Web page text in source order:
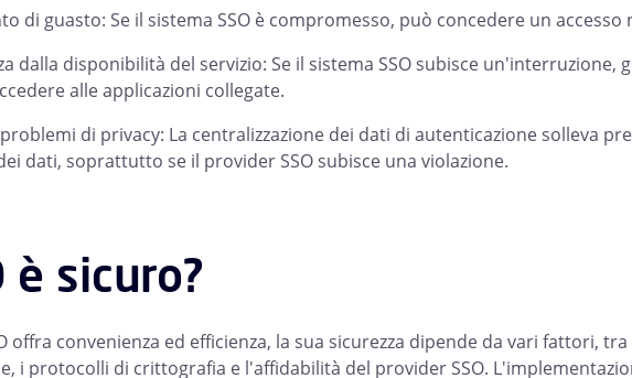
di guasto: Se il sistema SSO è compromesso, può concedere un
dalla disponibilità del servizio: Se il sistema SSO subisce
alle applicazioni collegate.
di privacy: La centralizzazione dei dati di autenticazione solleva
dati, soprattutto se il provider SSO subisce una violazione.
è sicuro?
offra convenienza ed efficienza, la sua sicurezza dipende da vari fattori,
i protocolli di crittografia e l'affidabilità del provider SSO.